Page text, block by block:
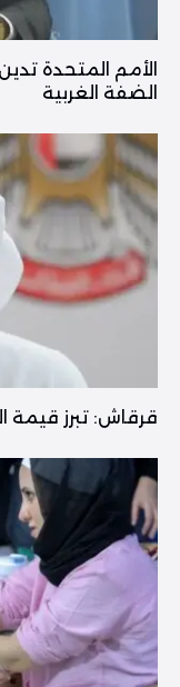
الأمم المتحدة
الضفة الغربية
قرقاش: تبرز قيمة